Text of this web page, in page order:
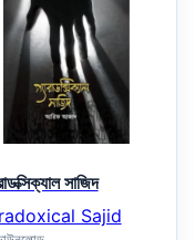
সাজিদ
Sajid